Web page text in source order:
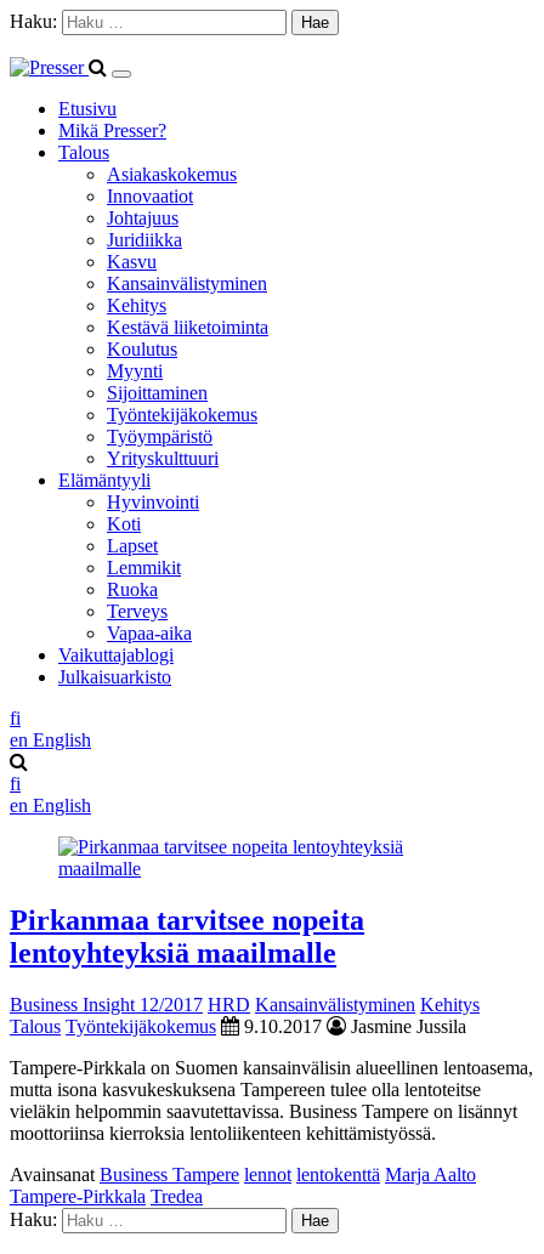
Haku:
Etusivu
Mikä Presser?
Talous
Asiakaskokemus
Innovaatiot
Johtajuus
Juridiikka
Kasvu
Kansainvälistyminen
Kehitys
Kestävä liiketoiminta
Koulutus
Myynti
Sijoittaminen
Työntekijäkokemus
Työympäristö
Yrityskulttuuri
Elämäntyyli
Hyvinvointi
Koti
Lapset
Lemmikit
Ruoka
Terveys
Vapaa-aika
Vaikuttajablogi
Julkaisuarkisto
fi
en English
fi
en English
Pirkanmaa tarvitsee nopeita
lentoyhteyksiä maailmalle
Business Insight 12/2017 HRD Kansainvälistyminen Kehitys
Talous Työntekijäkokemus 9.10.2017
Jasmine Jussila
Tampere-Pirkkala on Suomen kansainvälisin alueellinen lentoasema,
mutta isona kasvukeskuksena Tampereen tulee olla lentoteitse
vieläkin helpommin saavutettavissa. Business Tampere on lisännyt
moottoriinsa kierroksia lentoliikenteen kehittämistyössä.
Avainsanat Business Tampere lennot lentokenttä Marja Aalto
Tampere-Pirkkala Tredea
Haku: